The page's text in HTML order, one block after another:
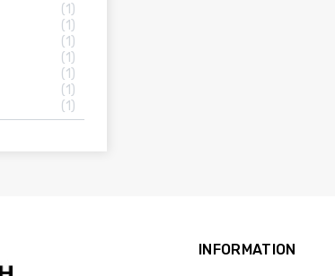
1
1
1
1
1
1
1
INFORMATION